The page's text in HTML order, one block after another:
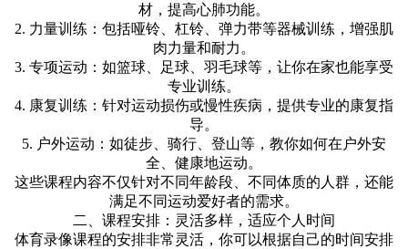
材，提高心肺功能。
2. 力量训练：包括哑铃、杠铃、弹力带等器械训练，增强肌
肉力量和耐力。
3. 专项运动：如篮球、足球、羽毛球等，让你在家也能享受
专业训练。
4. 康复训练：针对运动损伤或慢性疾病，提供专业的康复指
导。
5. 户外运动：如徒步、骑行、登山等，教你如何在户外安
全、健康地运动。
这些课程内容不仅针对不同年龄段、不同体质的人群，还能
满足不同运动爱好者的需求。
二、课程安排：灵活多样，适应个人时间
体育录像课程的安排非常灵活，你可以根据自己的时间安排